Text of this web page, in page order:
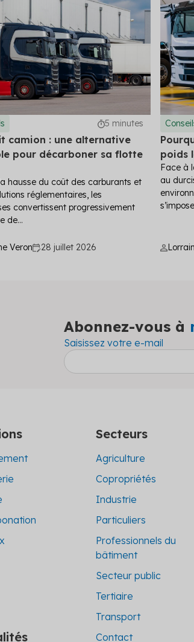
5 minutes
camion : une alternative
pour décarboner sa flotte
hausse du coût des carburants et
réglementaires, les
convertissent progressivement
de...
Veron 28 juillet 2026
poids
Face à
au
Abonnez-vous à
Saisissez votre e-mail
Secteurs
Agriculture
Copropriétés
Industrie
Particuliers
Professionnels du
bâtiment
Secteur public
Tertiaire
Transport
Contact